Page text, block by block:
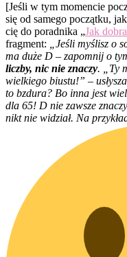
[Jeśli w tym momencie
się od samego początku,
cię do poradnika „Jak
fragment: „Jeśli myślisz o
ma duże D – zapomnij o
liczby, nic nie znaczy. „Ty
wielkiego biustu!” –
to bzdura? Bo inna jest
dla 65! D nie zawsze
nikt nie widział. Na